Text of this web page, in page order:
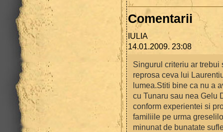
Comentarii
IULIA
14.01.2009. 23:08
Singurul criteriu ar
reprosa ceva lui
lumea.Stiti bine ca nu a
cu Tunaru sau nea Gelu
conform experientei si
familiile pe urma
minunat de bunatate